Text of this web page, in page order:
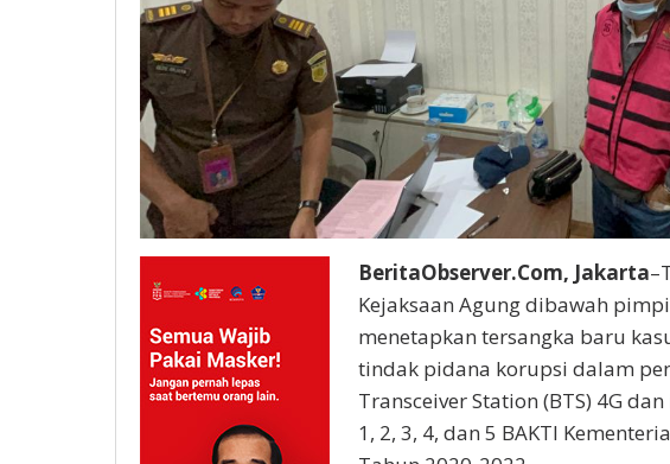
BeritaObserver.Com, Jakarta
Kejaksaan Agung dibawah
menetapkan tersangka baru
tindak pidana korupsi dalam
Transceiver Station (BTS) 4G
1, 2, 3, 4, dan 5 BAKTI